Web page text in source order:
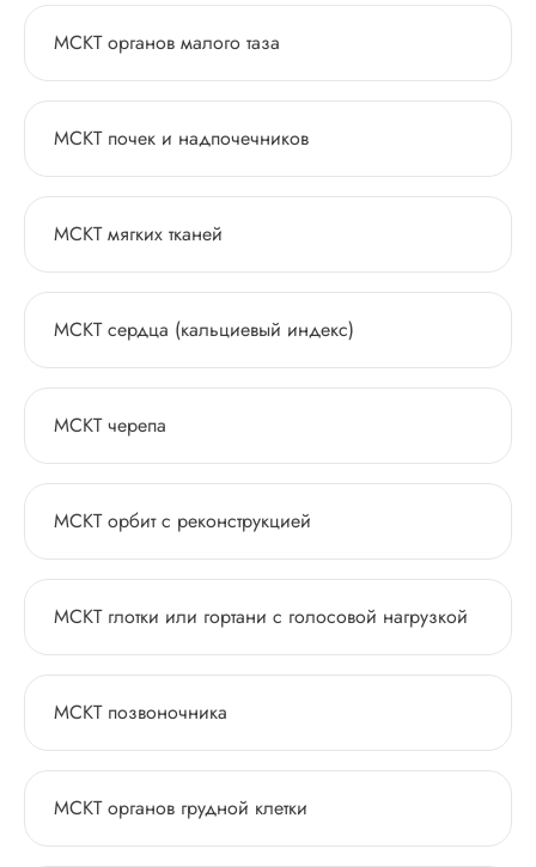
МСКТ органов малого таза
МСКТ почек и надпочечников
МСКТ мягких тканей
МСКТ сердца (кальциевый индекс)
МСКТ черепа
МСКТ орбит с реконструкцией
МСКТ глотки или гортани с голосовой нагрузкой
МСКТ позвоночника
МСКТ органов грудной клетки